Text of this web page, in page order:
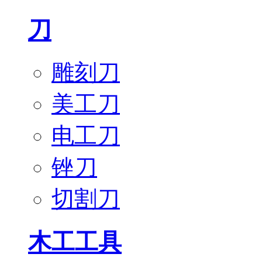
刀
雕刻刀
美工刀
电工刀
锉刀
切割刀
木工工具